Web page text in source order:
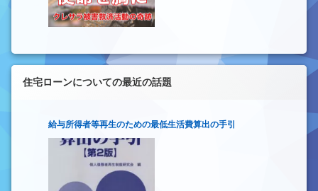
住宅ローンについての最近の話題
給与所得者等再生のための最低生活費算出の手引